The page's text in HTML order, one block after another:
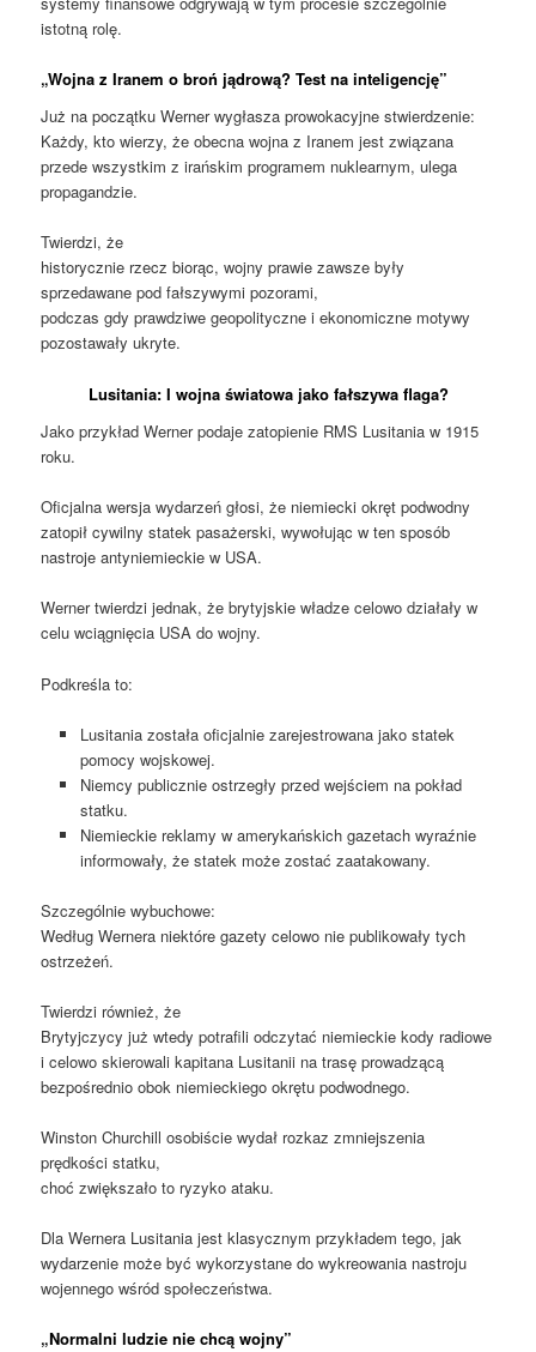
istotną rolę.
„Wojna z Iranem o broń jądrową? Test na inteligencję”
Już na początku Werner wygłasza prowokacyjne stwierdzenie:
Każdy, kto wierzy, że obecna wojna z Iranem jest związana
przede wszystkim z irańskim programem nuklearnym, ulega
propagandzie.
Twierdzi, że
historycznie rzecz biorąc, wojny prawie zawsze były
sprzedawane pod fałszywymi pozorami,
podczas gdy prawdziwe geopolityczne i ekonomiczne motywy
pozostawały ukryte.
Lusitania: I wojna światowa jako fałszywa flaga?
Jako przykład Werner podaje zatopienie RMS Lusitania w 1915
roku.
Oficjalna wersja wydarzeń głosi, że niemiecki okręt podwodny
zatopił cywilny statek pasażerski, wywołując w ten sposób
nastroje antyniemieckie w USA.
Werner twierdzi jednak, że brytyjskie władze celowo działały w
celu wciągnięcia USA do wojny.
Podkreśla to:
Lusitania została oficjalnie zarejestrowana jako statek
pomocy wojskowej.
Niemcy publicznie ostrzegły przed wejściem na pokład
statku.
Niemieckie reklamy w amerykańskich gazetach wyraźnie
informowały, że statek może zostać zaatakowany.
Szczególnie wybuchowe:
Według Wernera niektóre gazety celowo nie publikowały tych
ostrzeżeń.
Twierdzi również, że
Brytyjczycy już wtedy potrafili odczytać niemieckie kody radiowe
i celowo skierowali kapitana Lusitanii na trasę prowadzącą
bezpośrednio obok niemieckiego okrętu podwodnego.
Winston Churchill osobiście wydał rozkaz zmniejszenia
prędkości statku,
choć zwiększało to ryzyko ataku.
Dla Wernera Lusitania jest klasycznym przykładem tego, jak
wydarzenie może być wykorzystane do wykreowania nastroju
wojennego wśród społeczeństwa.
„Normalni ludzie nie chcą wojny”